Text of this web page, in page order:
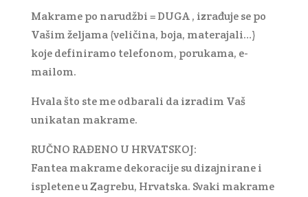
Makrame po narudžbi = DUGA , izrađuje se po
Vašim željama (veličina, boja, materajali…)
koje definiramo telefonom, porukama, e-
mailom.
Hvala što ste me odbarali da izradim Vaš
unikatan makrame.
RUČNO RAĐENO U HRVATSKOJ:
Fantea makrame dekoracije su dizajnirane i
ispletene u Zagrebu, Hrvatska. Svaki makrame